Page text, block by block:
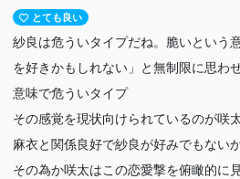
とても良い
紗良は危ういタイプだね。脆いという
を好きかもしれない」と無制限に思わ
意味で危ういタイプ
その感覚を現状向けられているのが咲
麻衣と関係良好で紗良が好みでもない
その為か咲太はこの恋愛撃を俯瞰的に